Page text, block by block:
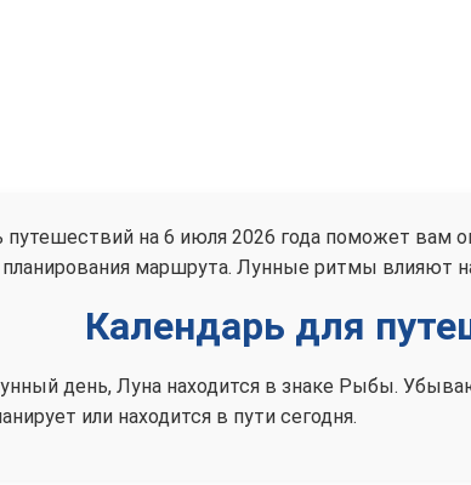
путешествий на 6 июля 2026 года поможет вам
планирования маршрута. Лунные ритмы влияют
Календарь для
день, Луна находится в знаке Рыбы.
или находится в пути сегодня.